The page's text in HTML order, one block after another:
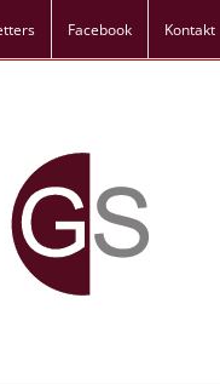
Facebook Kontakt